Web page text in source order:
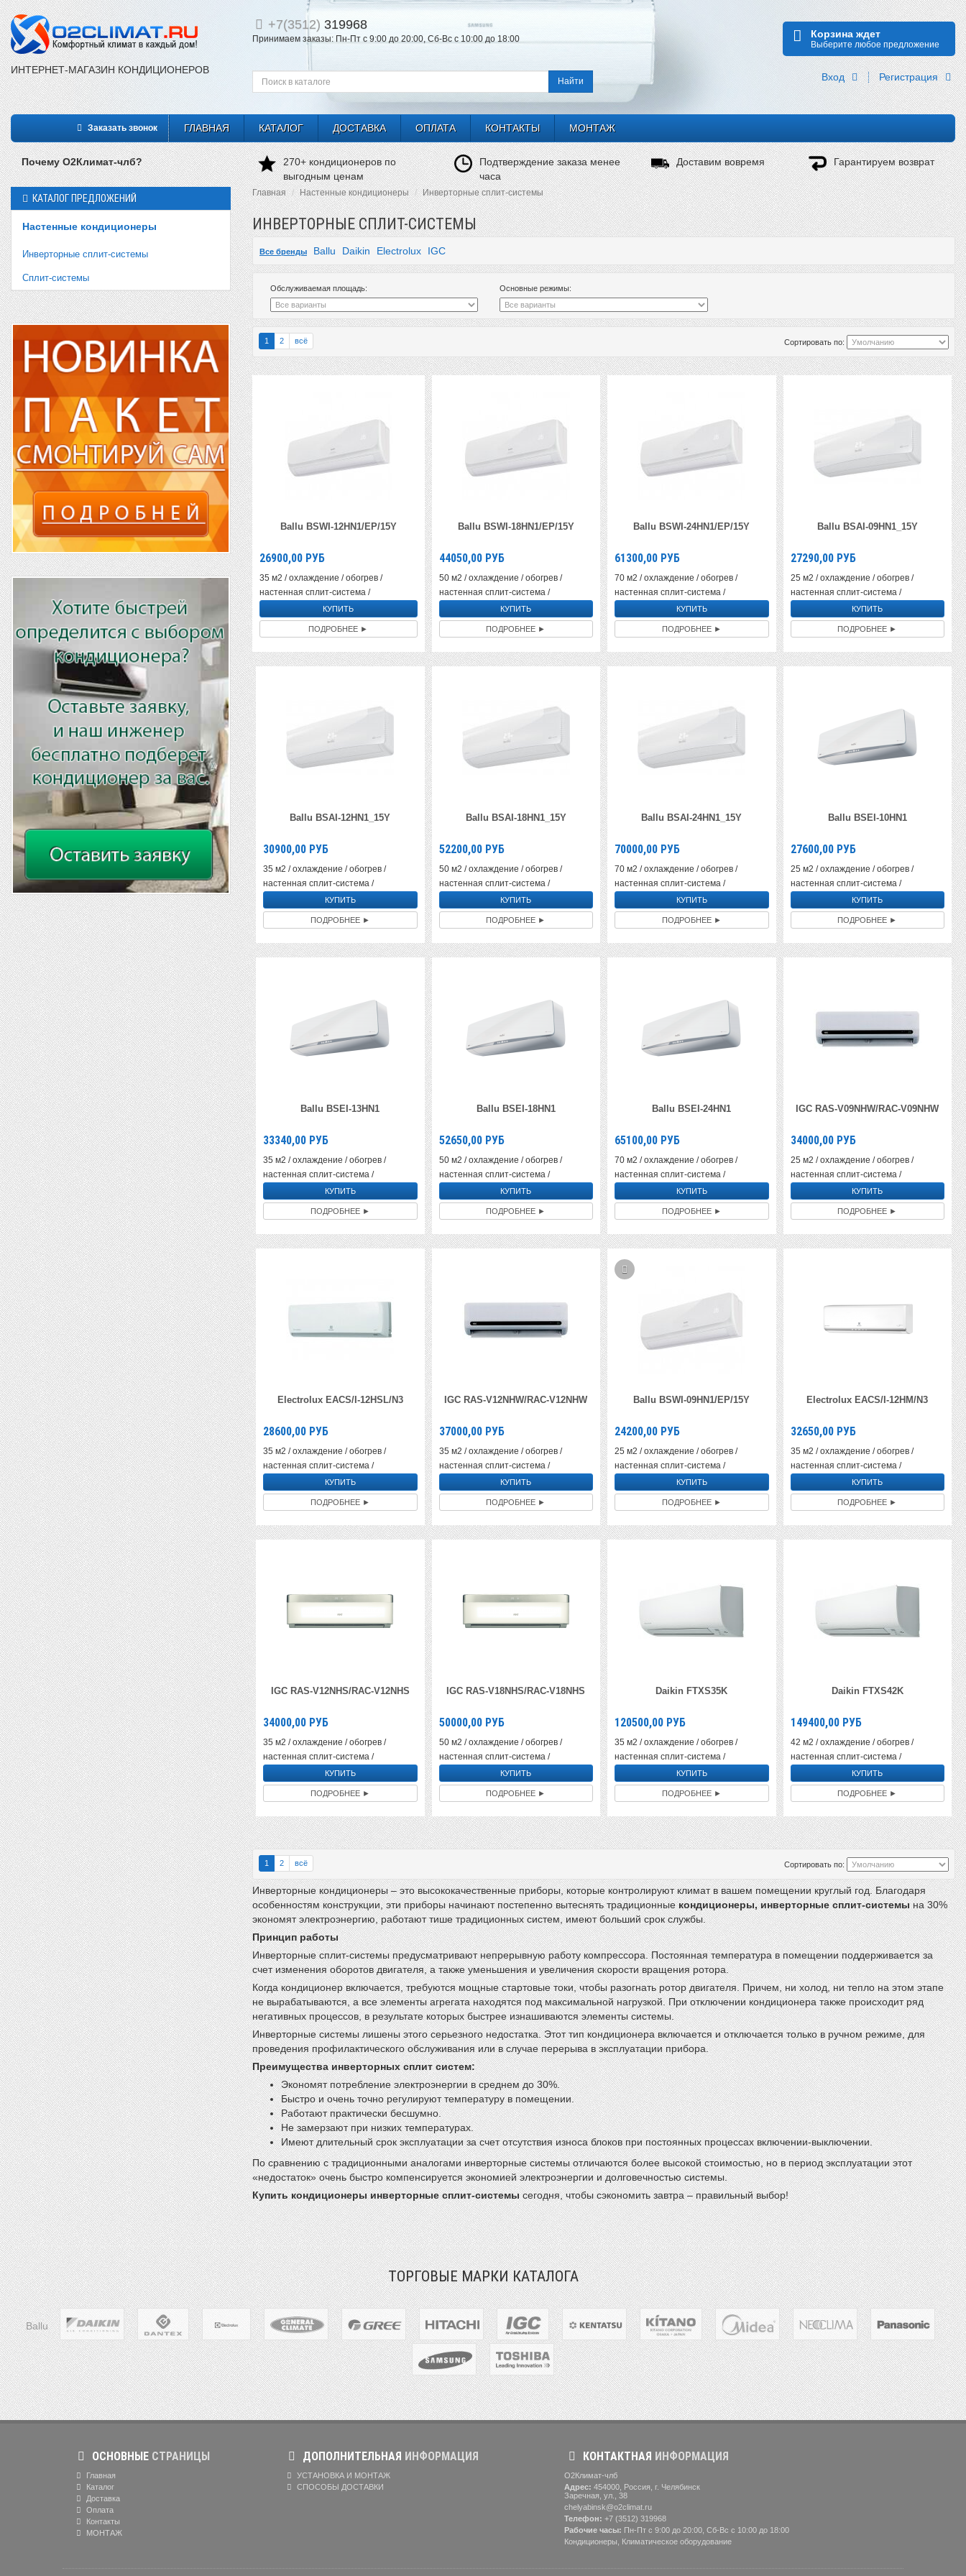
ИНТЕРНЕТ-МАГАЗИН КОНДИЦИОНЕРОВ
+7(3512) 319968
Принимаем заказы: Пн-Пт с 9:00 до 20:00, Сб-Вс с 10:00 до 18:00 Корзина ждет
Выберите любое предложение
Найти Вход Регистрация
Заказать звонок ГЛАВНАЯ КАТАЛОГ ДОСТАВКА ОПЛАТА КОНТАКТЫ МОНТАЖ
Почему О2Климат-члб?
270+ кондиционеров по
выгодным ценам
Подтверждение заказа менее
часа
Доставим вовремя Гарантируем возврат
КАТАЛОГ ПРЕДЛОЖЕНИЙ
Настенные кондиционеры
Инверторные сплит-системы
Сплит-системы
Главная Настенные кондиционеры Инверторные сплит-системы
ИНВЕРТОРНЫЕ СПЛИТ-СИСТЕМЫ
Все бренды Ballu Daikin Electrolux IGC
Обслуживаемая площадь: Основные режимы:
Сортировать по:
1 2 всё
Ballu BSWI-12HN1/EP/15Y
26900,00 РУБ
35 м2 / охлаждение / обогрев /
настенная сплит-система /
ПОДРОБНЕЕ ►
Ballu BSWI-18HN1/EP/15Y
44050,00 РУБ
50 м2 / охлаждение / обогрев /
настенная сплит-система /
ПОДРОБНЕЕ ►
Ballu BSWI-24HN1/EP/15Y
61300,00 РУБ
70 м2 / охлаждение / обогрев /
настенная сплит-система /
ПОДРОБНЕЕ ►
Ballu BSAI-09HN1_15Y
27290,00 РУБ
25 м2 / охлаждение / обогрев /
настенная сплит-система /
ПОДРОБНЕЕ ►
Ballu BSAI-12HN1_15Y
30900,00 РУБ
35 м2 / охлаждение / обогрев /
настенная сплит-система /
ПОДРОБНЕЕ ►
Ballu BSAI-18HN1_15Y
52200,00 РУБ
50 м2 / охлаждение / обогрев /
настенная сплит-система /
ПОДРОБНЕЕ ►
Ballu BSAI-24HN1_15Y
70000,00 РУБ
70 м2 / охлаждение / обогрев /
настенная сплит-система /
ПОДРОБНЕЕ ►
Ballu BSEI-10HN1
27600,00 РУБ
25 м2 / охлаждение / обогрев /
настенная сплит-система /
ПОДРОБНЕЕ ►
Ballu BSEI-13HN1
33340,00 РУБ
35 м2 / охлаждение / обогрев /
настенная сплит-система /
ПОДРОБНЕЕ ►
Ballu BSEI-18HN1
52650,00 РУБ
50 м2 / охлаждение / обогрев /
настенная сплит-система /
ПОДРОБНЕЕ ►
Ballu BSEI-24HN1
65100,00 РУБ
70 м2 / охлаждение / обогрев /
настенная сплит-система /
ПОДРОБНЕЕ ►
IGC RAS-V09NHW/RAC-V09NHW
34000,00 РУБ
25 м2 / охлаждение / обогрев /
настенная сплит-система /
ПОДРОБНЕЕ ►
Electrolux EACS/I-12HSL/N3
28600,00 РУБ
35 м2 / охлаждение / обогрев /
настенная сплит-система /
ПОДРОБНЕЕ ►
IGC RAS-V12NHW/RAC-V12NHW
37000,00 РУБ
35 м2 / охлаждение / обогрев /
настенная сплит-система /
ПОДРОБНЕЕ ►
Ballu BSWI-09HN1/EP/15Y
24200,00 РУБ
25 м2 / охлаждение / обогрев /
настенная сплит-система /
ПОДРОБНЕЕ ►
Electrolux EACS/I-12HM/N3
32650,00 РУБ
35 м2 / охлаждение / обогрев /
настенная сплит-система /
ПОДРОБНЕЕ ►
IGC RAS-V12NHS/RAC-V12NHS
34000,00 РУБ
35 м2 / охлаждение / обогрев /
настенная сплит-система /
ПОДРОБНЕЕ ►
IGC RAS-V18NHS/RAC-V18NHS
50000,00 РУБ
50 м2 / охлаждение / обогрев /
настенная сплит-система /
ПОДРОБНЕЕ ►
Daikin FTXS35K
120500,00 РУБ
35 м2 / охлаждение / обогрев /
настенная сплит-система /
ПОДРОБНЕЕ ►
Daikin FTXS42K
149400,00 РУБ
42 м2 / охлаждение / обогрев /
настенная сплит-система /
ПОДРОБНЕЕ ►
Сортировать по:
1 2 всё
Инверторные кондиционеры – это высококачественные приборы, которые контролируют климат в вашем помещении круглый год. Благодаря
особенностям конструкции, эти приборы начинают постепенно вытеснять традиционныекондиционеры, инверторные сплит-системына 30%
экономят электроэнергию, работают тише традиционных систем, имеют больший срок службы.
Принцип работы
Инверторные сплит-системы предусматривают непрерывную работу компрессора. Постоянная температура в помещении поддерживается за
счет изменения оборотов двигателя, а также уменьшения и увеличения скорости вращения ротора.
Когда кондиционер включается, требуются мощные стартовые токи, чтобы разогнать ротор двигателя. Причем, ни холод, ни тепло на этом этапе
не вырабатываются, а все элементы агрегата находятся под максимальной нагрузкой. При отключении кондиционера также происходит ряд
негативных процессов, в результате которых быстрее изнашиваются элементы системы.
Инверторные системы лишены этого серьезного недостатка. Этот тип кондиционера включается и отключается только в ручном режиме, для
проведения профилактического обслуживания или в случае перерыва в эксплуатации прибора.
Преимущества инверторных сплит систем:
Экономят потребление электроэнергии в среднем до 30%.
Быстро и очень точно регулируют температуру в помещении.
Работают практически бесшумно.
Не замерзают при низких температурах.
Имеют длительный срок эксплуатации за счет отсутствия износа блоков при постоянных процессах включении-выключении.
По сравнению с традиционными аналогами инверторные системы отличаются более высокой стоимостью, но в период эксплуатации этот
«недостаток» очень быстро компенсируется экономией электроэнергии и долговечностью системы.
Купить кондиционеры инверторные сплит-системысегодня, чтобы сэкономить завтра – правильный выбор!
ТОРГОВЫЕ МАРКИ КАТАЛОГА
Ballu
ОСНОВНЫЕ СТРАНИЦЫ
Главная
Каталог
Доставка
Оплата
Контакты
МОНТАЖ
ДОПОЛНИТЕЛЬНАЯ ИНФОРМАЦИЯ
УСТАНОВКА И МОНТАЖ
СПОСОБЫ ДОСТАВКИ
КОНТАКТНАЯ ИНФОРМАЦИЯ
О2Климат-члб
Адрес: 454000, Россия
г. Челябинск
Заречная, ул., 38
chelyabinsk@o2climat.ru
Телефон: +7 (3512) 319968
Рабочие часы: Пн-Пт с 9:00 до 20:00, Сб-Вс с 10:00 до 18:00
Кондиционеры
Климатическое оборудование